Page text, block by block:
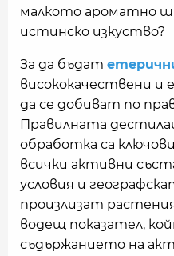
малкото ароматно
истинско изкуство?
За да бъдат
висококачествени
да се добиват по
Правилната
обработка са
всички активни
условия и
произлизат
водещ показател,
съдържанието на